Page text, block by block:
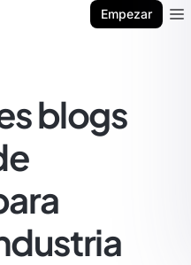
Empezar
blogs